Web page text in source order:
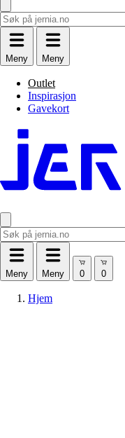
Meny Meny
Outlet
Inspirasjon
Gavekort
Meny Meny
Hjem